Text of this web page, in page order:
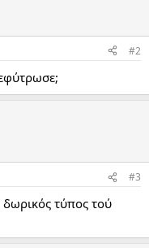
#2
#3
δωρικός τύπος τού